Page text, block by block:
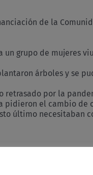
de la
grupo de mujeres
árboles y se
retrasado por la
pidieron el cambio
último